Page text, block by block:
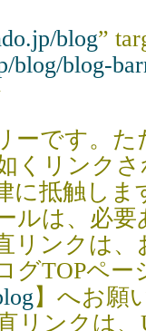
blog”
blog/blog-
ーです。た
くリンク
に抵触し
ルは、必
リンクは
グTOPペー
】へお願
リンクは